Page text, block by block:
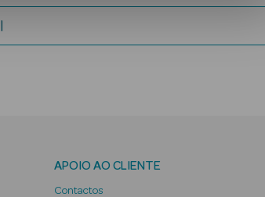
APOIO AO CLIENTE
Contactos